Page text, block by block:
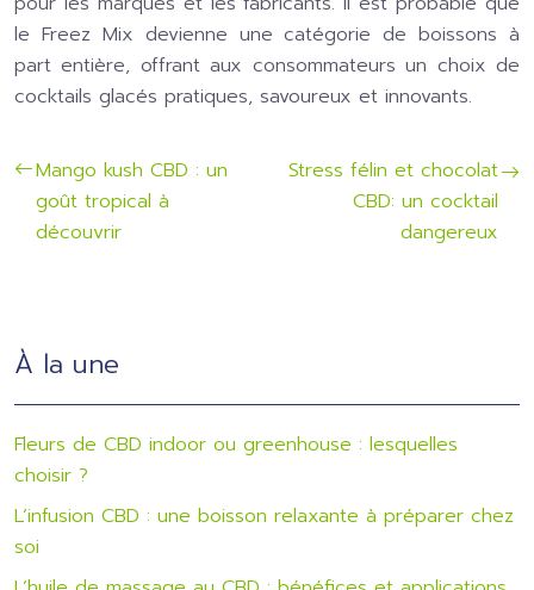
le Freez Mix devienne une catégorie de boissons à
part entière, offrant aux consommateurs un choix de
cocktails glacés pratiques, savoureux et innovants.
Mango kush CBD : un
goût tropical à
découvrir
Stress félin et chocolat
CBD: un cocktail
dangereux
À la une
Fleurs de CBD indoor ou greenhouse : lesquelles
choisir ?
L’infusion CBD : une boisson relaxante à préparer chez
soi